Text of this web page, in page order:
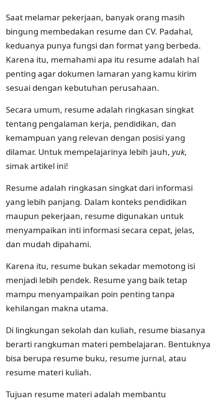
Saat melamar pekerjaan, banyak orang masih
bingung membedakan resume dan CV. Padahal,
keduanya punya fungsi dan format yang berbeda.
Karena itu, memahami apa itu resume adalah hal
penting agar dokumen lamaran yang kamu kirim
sesuai dengan kebutuhan perusahaan.
Secara umum, resume adalah ringkasan singkat
tentang pengalaman kerja, pendidikan, dan
kemampuan yang relevan dengan posisi yang
dilamar. Untuk mempelajarinya lebih jauh, yuk,
simak artikel ini!
Resume adalah ringkasan singkat dari informasi
yang lebih panjang. Dalam konteks pendidikan
maupun pekerjaan, resume digunakan untuk
menyampaikan inti informasi secara cepat, jelas,
dan mudah dipahami.
Karena itu, resume bukan sekadar memotong isi
menjadi lebih pendek. Resume yang baik tetap
mampu menyampaikan poin penting tanpa
kehilangan makna utama.
Di lingkungan sekolah dan kuliah, resume biasanya
berarti rangkuman materi pembelajaran. Bentuknya
bisa berupa resume buku, resume jurnal, atau
resume materi kuliah.
Tujuan resume materi adalah membantu